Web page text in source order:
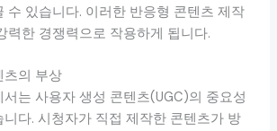
수 있습니다. 이러한 반응형 콘텐츠 제작
력한 경쟁력으로 작용하게 됩니다.
츠의 부상
는 사용자 생성 콘텐츠(UGC)의 중요성
다. 시청자가 직접 제작한 콘텐츠가 방